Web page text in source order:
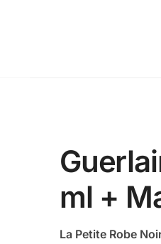
ml +
La Petite Robe